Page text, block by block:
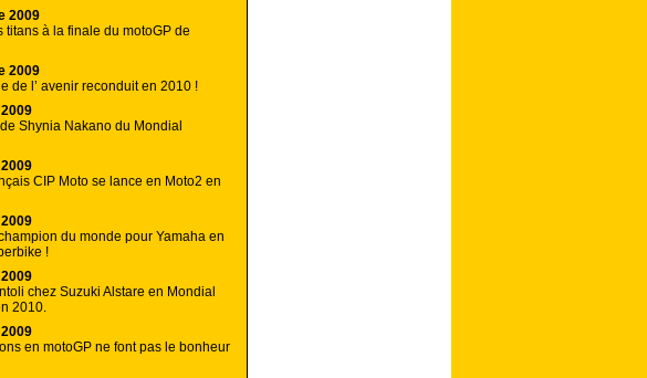
2009
titans à la finale du motoGP de
2009
de l’ avenir reconduit en 2010 !
Shynia Nakano du Mondial
CIP Moto se lance en Moto2 en
du monde pour Yamaha en
!
chez Suzuki Alstare en Mondial
2010.
en motoGP ne font pas le bonheur